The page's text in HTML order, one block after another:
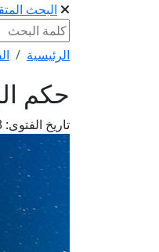
البحث
الرئيسية
حكم
تاريخ الفتوى: